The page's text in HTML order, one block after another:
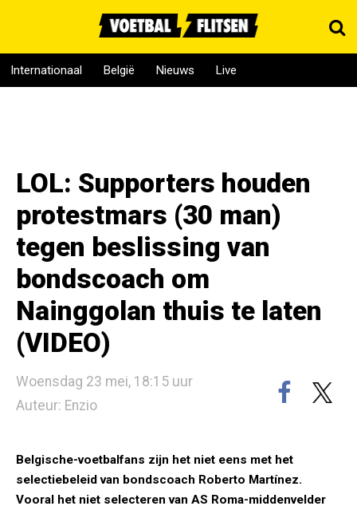
Internationaal België Nieuws Live
LOL: Supporters houden
protestmars (30 man)
tegen beslissing van
bondscoach om
Nainggolan thuis te laten
(VIDEO)
Woensdag 23 mei, 18:15 uur
Auteur: Enzio
Belgische-voetbalfans zijn het niet eens met het
selectiebeleid van bondscoach Roberto Martínez.
Vooral het niet selecteren van AS Roma-middenvelder